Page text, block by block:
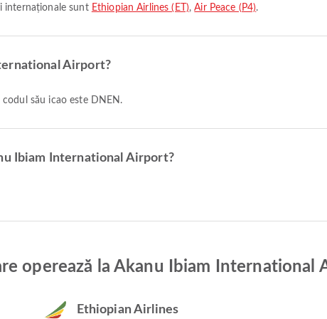
internaționale sunt Ethiopian Airlines (ET),Air Peace (P4).
Airport?
său icao este DNEN.
Ibiam International Airport?
operează la Akanu Ibiam International
Ethiopian Airlines